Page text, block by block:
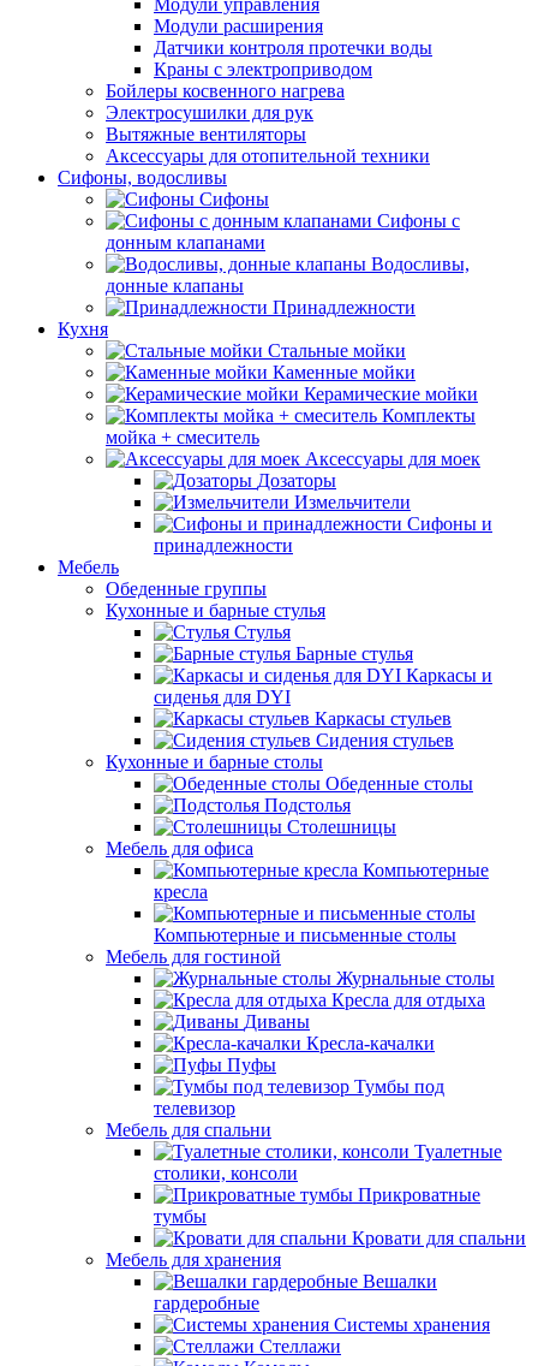
Модули управления
Модули расширения
Датчики контроля протечки воды
Краны с электроприводом
Бойлеры косвенного нагрева
Электросушилки для рук
Вытяжные вентиляторы
Аксессуары для отопительной техники
Сифоны, водосливы
Сифоны
Сифоны с
донным клапанами
Водосливы,
донные клапаны
Принадлежности
Кухня
Стальные мойки
Каменные мойки
Керамические мойки
Комплекты
мойка + смеситель
Аксессуары для моек
Дозаторы
Измельчители
Сифоны и
принадлежности
Мебель
Обеденные группы
Кухонные и барные стулья
Стулья
Барные стулья
Каркасы и
сиденья для DYI
Каркасы стульев
Сидения стульев
Кухонные и барные столы
Обеденные столы
Подстолья
Столешницы
Мебель для офиса
Компьютерные
кресла
Компьютерные и письменные столы
Мебель для гостиной
Журнальные столы
Кресла для отдыха
Диваны
Кресла-качалки
Пуфы
Тумбы под
телевизор
Мебель для спальни
Туалетные
столики, консоли
Прикроватные
тумбы
Кровати для спальни
Мебель для хранения
Вешалки
гардеробные
Системы хранения
Стеллажи